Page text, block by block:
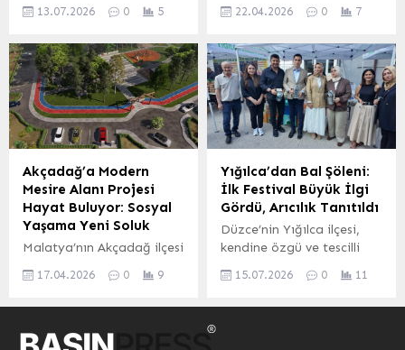
Çiftçilerin Mağduriyetini
Çiftçilerin olası
mağduriyetlerini
engellemek...
arasında yer alan ve...
geleneksel olarak
Temmuz Pazar günü
yoğun katılımla
gerçekleşen “Ahmet
Dede’yi Anma” programı,
halk arasında bilinen
adıyla Geleneksel Cümle
Mevlidi, manevi
atmosferiyle dikkat çekti.
Cumayanı Evliya Cami
Yaşamba Derneği
tarafından organize
edilen etkinlik, Kur’an-ı
Kerim tilaveti, Mevlid-i
okunmasıyla manevi bir...
13.07.2026 0 5
medya üzerinden yaptığı
Bafra ilçesinde hayata
geçirilen modern sera
projesinin ülke
ekonomisine önemli bir
katkı sağlayacağını
açıkladı. Bakanlık
tarafından yüzde 80 hibe
desteğiyle desteklenen
projenin toplam yatırım
büyüklüğünün 4 milyar
liraya ulaştığı belirtildi.
Karadeniz Bölgesi’nde
modern tarım teknikleri ve
22.04.2026 0 7
Akçadağ’a Modern
Mesire Alanı Projesi
Hayat Buluyor: Sosyal
Yaşama Yeni Soluk
Malatya’nın Akçadağ ilçesi
gelişme yaşanıyor. İlçenin
kazandırılması planlanan
17.04.2026 0 9
Yığılca’dan Bal Şöleni:
İlk Festival Büyük İlgi
Gördü, Arıcılık Tanıtıldı
Düzce’nin Yığılca ilçesi,
kendine özgü ve tescilli
tanıtmak amacıyla ilk kez
15.07.2026 0 11